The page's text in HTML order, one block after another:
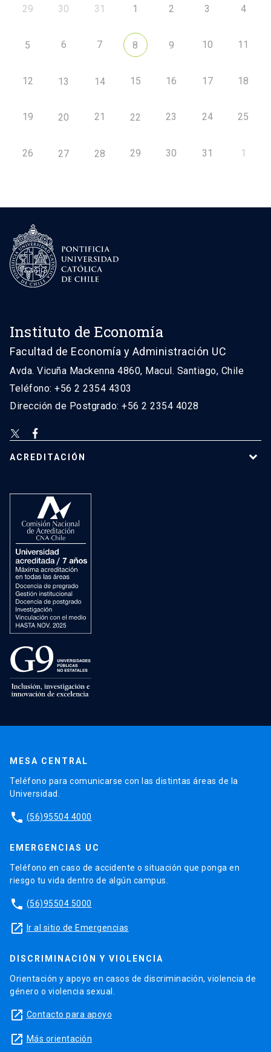
29 30 31 1 2 3 4
5 6 7 8 9 10 11
12 13 14 15 16 17 18
19 20 21 22 23 24 25
26 27 28 29 30 31 1
Instituto de Economía
Facultad de Economía y Administración UC
Avda. Vicuña Mackenna 4860, Macul. Santiago, Chile
Teléfono: +56 2 2354 4303
Dirección de Postgrado: +56 2 2354 4028
ACREDITACIÓN
MESA CENTRAL
Teléfono para comunicarse con las distintas áreas de la
Universidad.
phone (56)95504 4000
EMERGENCIAS UC
Teléfono en caso de accidente o situación que ponga en
riesgo tu vida dentro de algún campus.
phone (56)95504 5000
launch Ir al sitio de Emergencias
DISCRIMINACIÓN Y VIOLENCIA
Orientación y apoyo en casos de discriminación, violencia de
género o violencia sexual.
launch Contacto para apoyo
launch Más orientación